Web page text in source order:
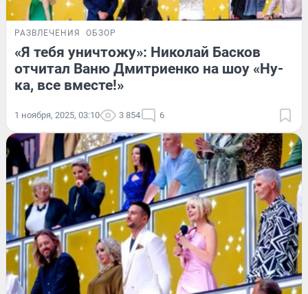
РАЗВЛЕЧЕНИЯ ОБЗОР
«Я тебя уничтожу»: Николай Басков
отчитал Ваню Дмитриенко на шоу «Ну-
ка, все вместе!»
1 ноября, 2025, 03:10 3 854 6